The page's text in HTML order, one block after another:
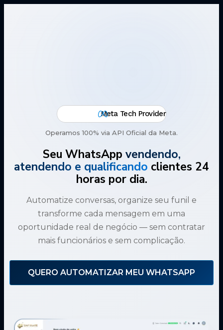
Meta Tech Provider
Operamos 100% via API Oficial da Meta.
Seu WhatsApp vendendo,
atendendo e qualificando clientes 24
horas por dia.
Automatize conversas, organize seu funil e
transforme cada mensagem em uma
oportunidade real de negócio — sem contratar
mais funcionários e sem complicação.
QUERO AUTOMATIZAR MEU WHATSAPP